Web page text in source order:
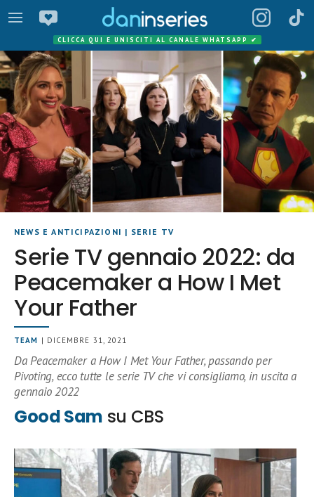
CLICCA QUI E UNISCITI AL CANALE WHATSAPP ✔
NEWS E ANTICIPAZIONI | SERIE TV
Serie TV gennaio 2022: da
Peacemaker a How I Met
Your Father
TEAM | DICEMBRE 31, 2021
Da Peacemaker a How I Met Your Father, passando per
Pivoting, ecco tutte le serie TV che vi consigliamo, in uscita a
gennaio 2022
Good Sam su CBS